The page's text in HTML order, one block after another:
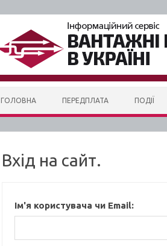
ГОЛОВНА ПЕРЕДПЛАТА ПОДІЇ
Вхід на сайт.
Ім'я користувача чи Email: